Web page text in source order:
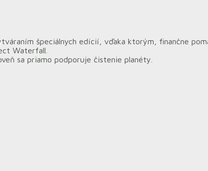
špeciálnych edícií, vďaka ktorým, finančne
Waterfall.
sa priamo podporuje čistenie planéty.